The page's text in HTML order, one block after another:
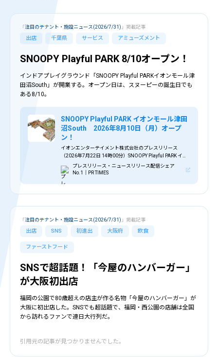
出店 千葉県 サービス アミューズメント
「注目のテナント・施設ニュース(2026/7/31) 」掲載記事
SNOOPY Playful PARK 8/10オープン！
インドアプレイグラウンド「SNOOPY Playful PARKイオンモール津
田沼South」が開業する。オープン日は、スヌーピーの誕生日でも
ある8/10。
SNOOPY Playful PARK イオンモール津田
沼South 2026年8月10日（月）オープ
ン！
イオンエンターテイメント株式会社のプレスリリース
（2026年7月22日 14時00分）SNOOPY Playful PARK イオ
ンモール津田沼South 2026年8月10日（月）オープン！
プレスリリース・ニュースリリース配信シェア
No.1｜PR TIMES
出店 SNS 初進出 大阪府 飲食
ファーストフード
「注目のテナント・施設ニュース(2026/7/31) 」掲載記事
SNSで超話題！「今屋のハンバーガー」
が大阪初出店
福岡の公園で80歳超えの店主が作る名物「今屋のハンバーガー」が
大阪に初出店した。SNSでも超話題で、福岡・西公園の店舗は全国
から訪れるファンで連日大行列だ。
引用元の記事が見つかりませんでした。